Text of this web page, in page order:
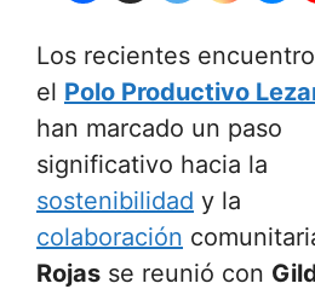
Los recientes
el Polo Productivo
han marcado un paso
significativo hacia la
sostenibilidad y la
colaboración
Rojas se reunió con